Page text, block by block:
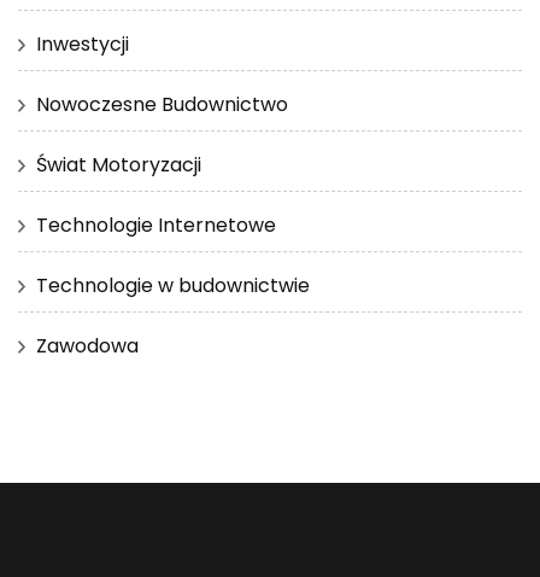
Inwestycji
Nowoczesne Budownictwo
Świat Motoryzacji
Technologie Internetowe
Technologie w budownictwie
Zawodowa